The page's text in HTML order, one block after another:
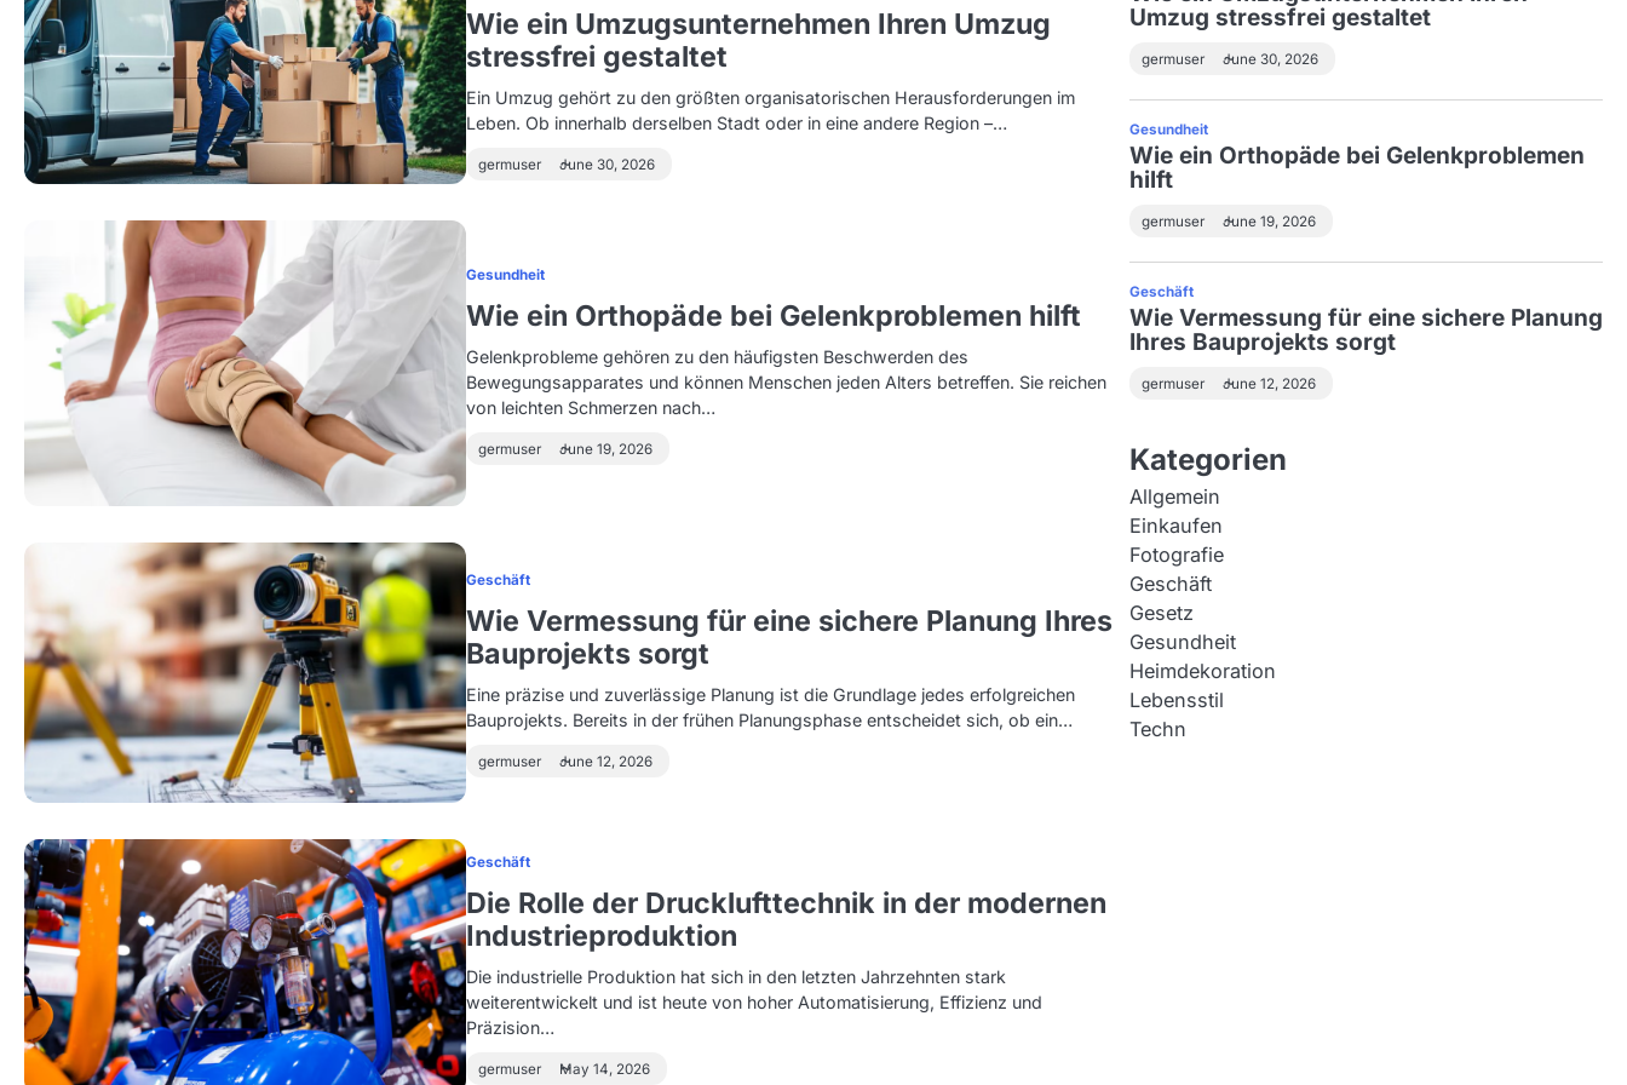
Wie ein Umzugsunternehmen Ihren Umzug
stressfrei gestaltet
Ein Umzug gehört zu den größten organisatorischen Herausforderungen im
Leben. Ob innerhalb derselben Stadt oder in eine andere Region –…
germuser June 30, 2026
Gesundheit
Wie ein Orthopäde bei Gelenkproblemen hilft
Gelenkprobleme gehören zu den häufigsten Beschwerden des
Bewegungsapparates und können Menschen jeden Alters betreffen. Sie reichen
von leichten Schmerzen nach…
germuser June 19, 2026
Geschäft
Wie Vermessung für eine sichere Planung Ihres
Bauprojekts sorgt
Eine präzise und zuverlässige Planung ist die Grundlage jedes erfolgreichen
Bauprojekts. Bereits in der frühen Planungsphase entscheidet sich, ob ein…
germuser June 12, 2026
Geschäft
Die Rolle der Drucklufttechnik in der modernen
Industrieproduktion
Die industrielle Produktion hat sich in den letzten Jahrzehnten stark
weiterentwickelt und ist heute von hoher Automatisierung, Effizienz und
Präzision…
germuser May 14, 2026
Umzug stressfrei gestaltet
germuser June 30, 2026
Gesundheit
Wie ein Orthopäde bei Gelenkproblemen
hilft
germuser June 19, 2026
Geschäft
Wie Vermessung für eine sichere Planung
Ihres Bauprojekts sorgt
germuser June 12, 2026
Kategorien
Allgemein
Einkaufen
Fotografie
Geschäft
Gesetz
Gesundheit
Heimdekoration
Lebensstil
Techn